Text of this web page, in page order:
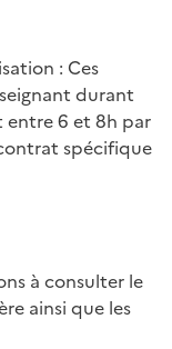
: Ces
durant
entre 6 et 8h par
spécifique
à consulter le
ainsi que les